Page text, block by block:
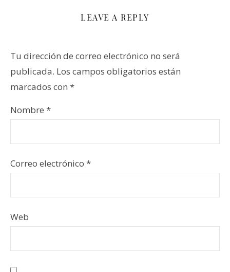
LEAVE A REPLY
Tu dirección de correo electrónico no será
publicada. Los campos obligatorios están
marcados con *
Nombre *
Correo electrónico *
Web